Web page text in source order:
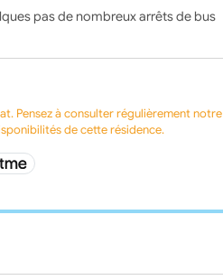
pas de nombreux arrêts de bus
Pensez à consulter régulièrement notre
de cette résidence.